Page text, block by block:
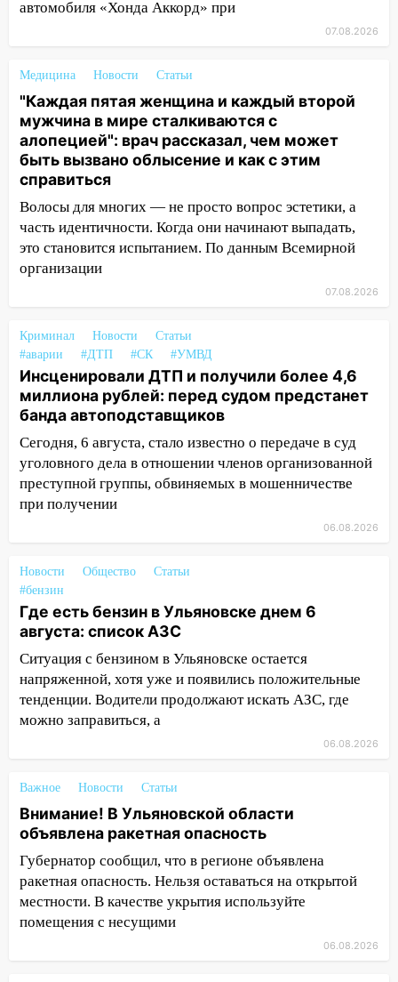
18:02 В Ульяновск едут звезды
оставил в силе приговор руководству
«УльяновскФармации» за махинации на
3,2 млн рублей
16:09 Ветераны легкой атлетики из
Ульяновска успешно выступили на
Чемпионате России
16:02 В Ульяновской области убрали
более 28% площадей зерновых и
зернобобовых культур
Бросила кирпич в жену брата: в
агрессивную женщину
15:47 На улице Радищева сбили
курьера: крупная авария в Ульяновске
15:15 Проводил до квартиры и ограбил:
новый кавалер женщины оказался
рецидивистом
14:26 В Ульяновске ограничат движение
по улице Ефремова
передумать увольняться, если им
повысят зарплату
14:01 Инсценировали ДТП и получили
более 4,6 миллиона рублей: перед
судом предстанет банда
автоподставщиков
13:36 В Инзе произошел крупный пожар
обвиняли в жестоком обращении с
12:28 Миллион на «льготниках»: в
Ульяновской области перевозчик
провернул хитрую схему с чужими
проездными
12:10 Ульяновский алиментщик накопил
автомобиля «Хонда Аккорд» при
07.08.2026
Медицина Новости Статьи
"Каждая пятая женщина и каждый второй
мужчина в мире сталкиваются с
алопецией": врач рассказал, чем может
быть вызвано облысение и как с этим
справиться
Волосы для многих — не просто вопрос эстетики, а
часть идентичности. Когда они начинают выпадать,
это становится испытанием. По данным Всемирной
организации
07.08.2026
Криминал Новости
Статьи
#аварии
#ДТП #СК #УМВД
Инсценировали ДТП и получили более 4,6
миллиона рублей: перед судом предстанет
банда автоподставщиков
Сегодня, 6 августа, стало известно о передаче в суд
уголовного дела в отношении членов организованной
преступной группы, обвиняемых в мошенничестве
при получении
06.08.2026
Новости Общество
Статьи
#бензин
Где есть бензин в Ульяновске днем 6
августа: список АЗС
Ситуация с бензином в Ульяновске остается
напряженной, хотя уже и появились положительные
тенденции. Водители продолжают искать АЗС, где
можно заправиться, а
06.08.2026
Важное Новости Статьи
Внимание! В Ульяновской области
объявлена ракетная опасность
Губернатор сообщил, что в регионе объявлена
ракетная опасность. Нельзя оставаться на открытой
местности. В качестве укрытия используйте
помещения с несущими
06.08.2026